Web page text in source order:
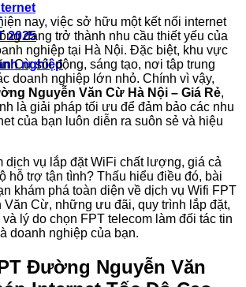
2025
nghiệp
nay, việc sở hữu một kết nối internet
đang trở thành nhu cầu thiết yếu của
nghiệp tại Hà Nội. Đặc biệt, khu vực
Cừ sôi động, sáng tạo, nơi tập trung
doanh nghiệp lớn nhỏ. Chính vì vậy,
Nguyễn Văn Cừ Hà Nội – Giá Rẻ,
là giải pháp tối ưu để đảm bảo các nhu
của bạn luôn diễn ra suôn sẻ và hiệu
dịch vụ lắp đặt WiFi chất lượng, giá cả
hỗ trợ tận tình? Thấu hiểu điều đó, bài
khám phá toàn diện về dịch vụ Wifi FPT
Cừ, những ưu đãi, quy trình lắp đặt,
lý do chọn FPT telecom làm đối tác tin
doanh nghiệp của bạn.
Đường Nguyễn Văn